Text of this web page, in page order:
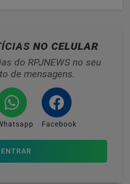
NO CELULAR
do RPJNEWS no seu
de mensagens.
Facebook
ENTRAR